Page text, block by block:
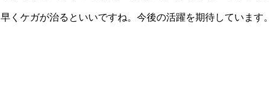
早くケガが治るといいですね。今後の活躍を期待しています。